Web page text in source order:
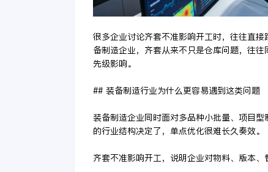
很多企业讨论齐套不准影响开工时，往往直
备制造企业，齐套从来不只是仓库问题，往
先级影响。
## 装备制造行业为什么更容易遇到这类问题
装备制造企业同时面对多品种小批量、项目
的行业结构决定了，单点优化很难长久奏效。
齐套不准影响开工，说明企业对物料、版本